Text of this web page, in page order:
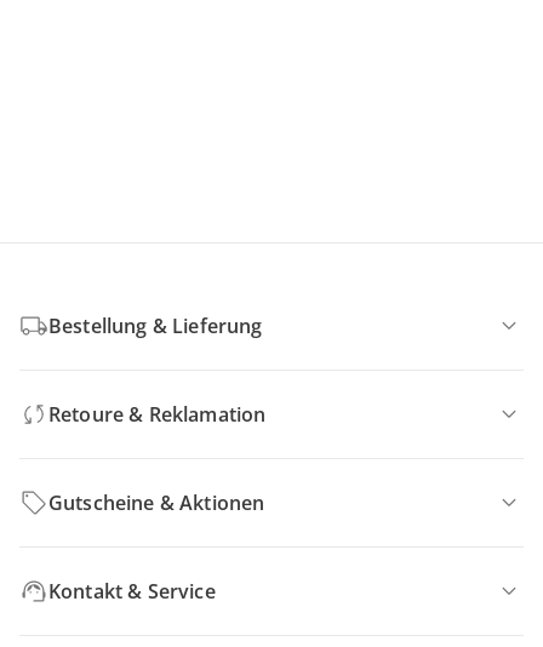
Bestellung & Lieferung
Retoure & Reklamation
Gutscheine & Aktionen
Kontakt & Service